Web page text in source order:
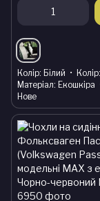
Колір Білий Колір
Матеріал Екошкіра
Нове